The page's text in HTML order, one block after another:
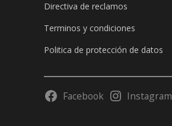
Directiva de reclamos
Terminos y condiciones
Politica de protección de datos
Facebook Instagram